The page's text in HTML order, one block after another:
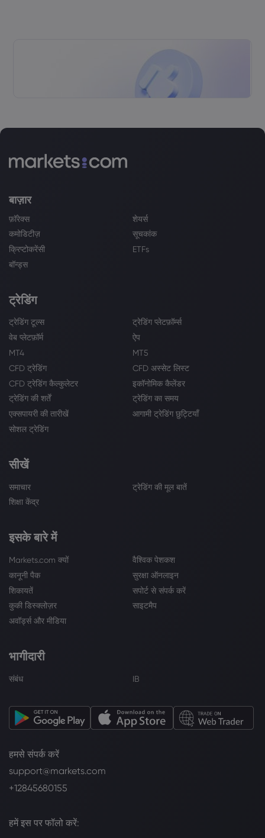
बाज़ार
फ़ॉरेक्स
शेयर्स
कमोडिटीज़
सूचकांक
क्रिप्टोकरेंसी
ETFs
बॉन्ड्स
ट्रेडिंग
ट्रेडिंग टूल्स
ट्रेडिंग प्लेटफ़ॉर्म्स
वेब प्लेटफ़ॉर्म
ऐप
MT4
MT5
CFD ट्रेडिंग
CFD अस्सेट लिस्ट
CFD ट्रेडिंग कैल्कुलेटर
इकॉनोमिक कैलेंडर
ट्रेडिंग की शर्तें
ट्रेडिंग का समय
एक्सपायरी की तारीखें
आगामी ट्रेडिंग छुट्टियाँ
सोशल ट्रेडिंग
सीखें
समाचार
ट्रेडिंग की मूल बातें
शिक्षा केंद्र
इसके बारे में
Markets.com क्यों
वैश्विक पेशकश
कानूनी पैक
सुरक्षा ऑनलाइन
शिकायतें
सपोर्ट से संपर्क करें
कुकी डिस्क्लोज़र
साइटमैप
अवॉर्ड्स और मीडिया
भागीदारी
संबंध IB
हमसे संपर्क करें
support@markets.com
+12845680155
हमें इस पर फॉलो करें: